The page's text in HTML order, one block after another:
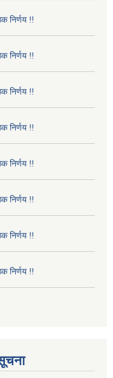
निर्णय !!
निर्णय !!
निर्णय !!
निर्णय !!
निर्णय !!
निर्णय !!
निर्णय !!
निर्णय !!